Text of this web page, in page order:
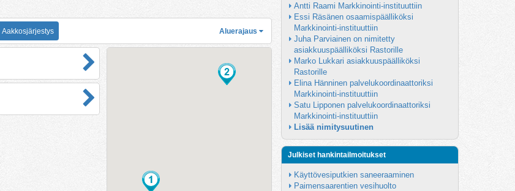
Aakkosjärjestys Aluerajaus
Antti Raami Markkinointi-instituuttiin
Essi Räsänen osaamispäälliköksi
Markkinointi-instituuttiin
Juha Parviainen on nimitetty
asiakkuuspäälliköksi Rastorille
Marko Lukkari asiakkuuspäälliköksi
Rastorille
Elina Hänninen palvelukoordinaattoriksi
Markkinointi-instituuttiin
Satu Lipponen palvelukoordinaattoriksi
Markkinointi-instituuttiin
Lisää nimitysuutinen
Julkiset hankintailmoitukset
Käyttövesiputkien saneeraaminen
Paimensaarentien vesihuolto